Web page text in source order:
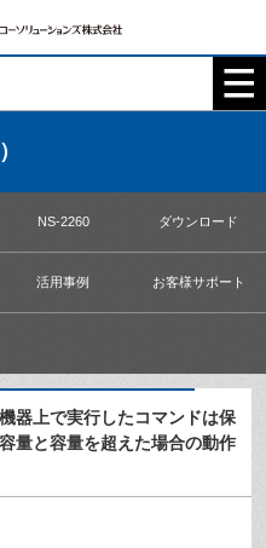
NS-2260 ダウンロード
活用事例 お客様サポート
器上で実行したコマンドは保
量と容量を超えた場合の動作